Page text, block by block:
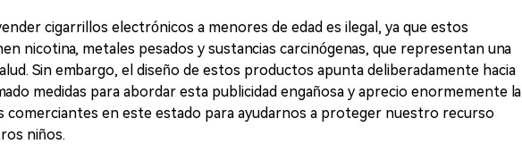
cigarrillos electrónicos a menores de edad es ilegal, ya que estos
nicotina, metales pesados y sustancias carcinógenas, que representan una
Sin embargo, el diseño de estos productos apunta deliberadamente hacia
medidas para abordar esta publicidad engañosa y aprecio enormemente la
comerciantes en este estado para ayudarnos a proteger nuestro recurso
niños.